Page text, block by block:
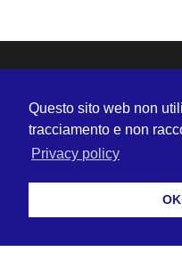
© 2026
Questo sito web non
tracciamento e non
Privacy policy
OK